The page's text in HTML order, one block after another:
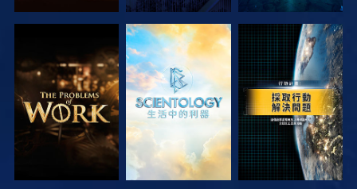
探索系列節目 探索系列節目 觀看